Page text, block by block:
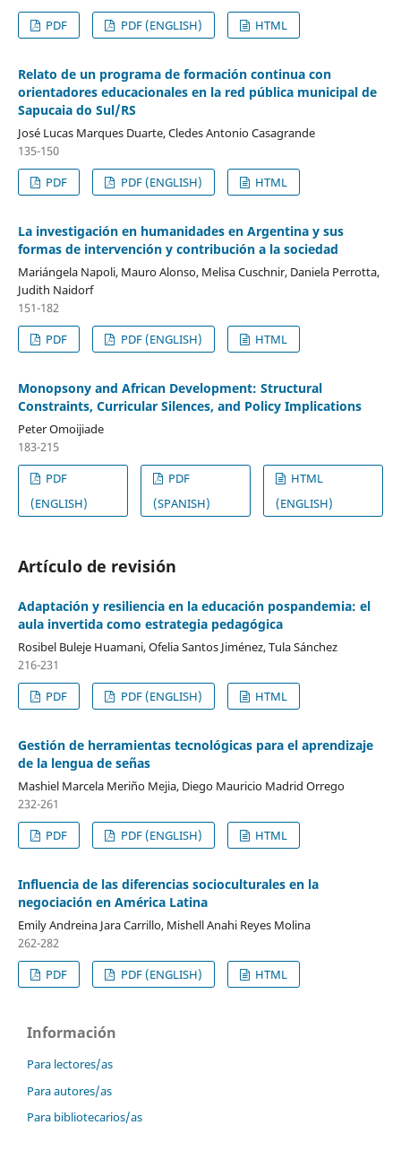
PDF
PDF (ENGLISH) HTML
Relato de un programa de formación continua con
orientadores educacionales en la red pública municipal de
Sapucaia do Sul/RS
José Lucas Marques Duarte, Cledes Antonio Casagrande
135-150
PDF
PDF (ENGLISH) HTML
La investigación en humanidades en Argentina y sus
formas de intervención y contribución a la sociedad
Mariángela Napoli, Mauro Alonso, Melisa Cuschnir, Daniela Perrotta,
Judith Naidorf
151-182
PDF
PDF (ENGLISH) HTML
Monopsony and African Development: Structural
Constraints, Curricular Silences, and Policy Implications
Peter Omoijiade
183-215
PDF
(ENGLISH)
PDF
(SPANISH)
HTML
(ENGLISH)
Artículo de revisión
Adaptación y resiliencia en la educación pospandemia: el
aula invertida como estrategia pedagógica
Rosibel Buleje Huamani, Ofelia Santos Jiménez, Tula Sánchez
216-231
PDF
PDF (ENGLISH) HTML
Gestión de herramientas tecnológicas para el aprendizaje
de la lengua de señas
Mashiel Marcela Meriño Mejia, Diego Mauricio Madrid Orrego
232-261
PDF
PDF (ENGLISH) HTML
Influencia de las diferencias socioculturales en la
negociación en América Latina
Emily Andreina Jara Carrillo, Mishell Anahi Reyes Molina
262-282
PDF
PDF (ENGLISH) HTML
Información
Para lectores/as
Para autores/as
Para bibliotecarios/as